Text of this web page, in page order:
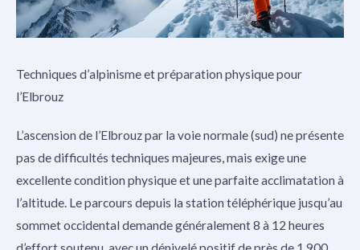
Techniques d’alpinisme et préparation physique pour
l’Elbrouz
L’ascension de l’Elbrouz par la voie normale (sud) ne présente
pas de difficultés techniques majeures, mais exige une
excellente condition physique et une parfaite acclimatation à
l’altitude. Le parcours depuis la station téléphérique jusqu’au
sommet occidental demande généralement 8 à 12 heures